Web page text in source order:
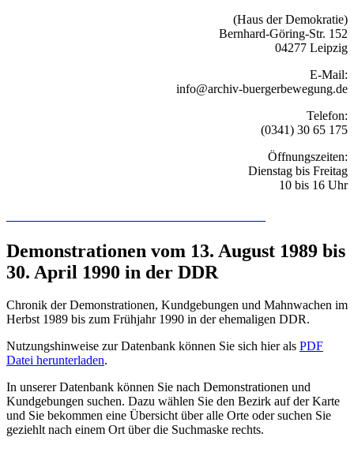
(Haus der Demokratie)
Bernhard-Göring-Str. 152
04277 Leipzig
E-Mail:
info@archiv-buergerbewegung.de
Telefon:
(0341) 30 65 175
Öffnungszeiten:
Dienstag bis Freitag
10 bis 16 Uhr
Demonstrationen vom 13. August 1989 bis
30. April 1990 in der DDR
Chronik der Demonstrationen, Kundgebungen und Mahnwachen im
Herbst 1989 bis zum Frühjahr 1990 in der ehemaligen DDR.
Nutzungshinweise zur Datenbank können Sie sich hier als PDF
Datei herunterladen.
In unserer Datenbank können Sie nach Demonstrationen und
Kundgebungen suchen. Dazu wählen Sie den Bezirk auf der Karte
und Sie bekommen eine Übersicht über alle Orte oder suchen Sie
geziehlt nach einem Ort über die Suchmaske rechts.